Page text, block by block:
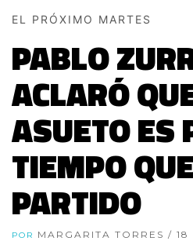
EL PRÓXIMO MARTES
PABLO
ACLARÓ
ASUETO ES
TIEMPO
PARTIDO
POR MARGARITA TORRES / 18